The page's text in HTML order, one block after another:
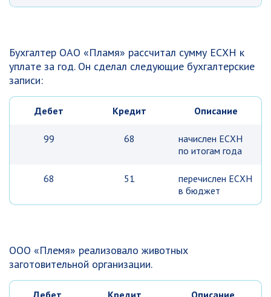
Бухгалтер ОАО «Пламя» рассчитал сумму ЕСХН к
уплате за год. Он сделал следующие бухгалтерские
записи:
Дебет Кредит Описание
99 68
начислен ЕСХН
по итогам года
68 51
перечислен ЕСХН
в бюджет
ООО «Племя» реализовало животных
заготовительной организации.
Дебет Кредит Описание